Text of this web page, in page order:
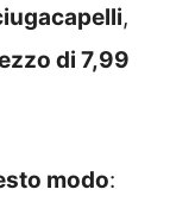
,
di 7,99
modo: